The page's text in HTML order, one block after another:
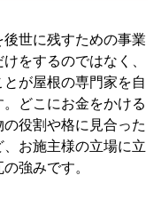
世に残すための事業
をするのではなく、
が屋根の専門家を自
どこにお金をかける
役割や格に見合った
お施主様の立場に立
強みです。